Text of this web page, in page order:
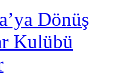
Dönüş
Kulübü